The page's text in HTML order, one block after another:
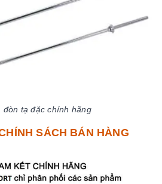
đòn tạ đặc chính hãng
SÁCH BÁN HÀNG